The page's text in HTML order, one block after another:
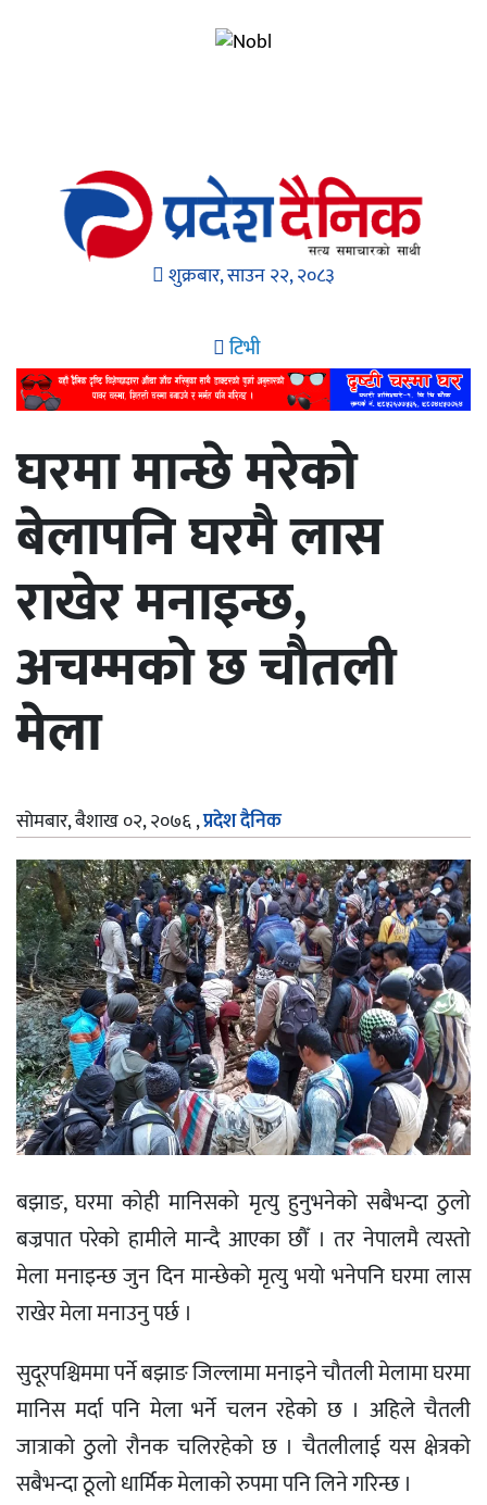
शुक्रबार, साउन २२, २०८३
टिभी
घरमा मान्छे मरेको
बेलापनि घरमै लास
राखेर मनाइन्छ,
अचम्मको छ चौतली
मेला
सोमबार, बैशाख ०२, २०७६,प्रदेश दैनिक
बझाङ, घरमा कोही मानिसको मृत्यु हुनुभनेको सबैभन्दा ठुलो
बज्रपात परेको हामीले मान्दै आएका छौँ । तर नेपालमै त्यस्तो
मेला मनाइन्छ जुन दिन मान्छेको मृत्यु भयो भनेपनि घरमा लास
राखेर मेला मनाउनु पर्छ ।
सुदूरपश्चिममा पर्ने बझाङ जिल्लामा मनाइने चौतली मेलामा घरमा
मानिस मर्दा पनि मेला भर्ने चलन रहेको छ । अहिले चैतली
जात्राको ठुलो रौनक चलिरहेको छ । चैतलीलाई यस क्षेत्रको
सबैभन्दा ठूलो धार्मिक मेलाको रुपमा पनि लिने गरिन्छ ।